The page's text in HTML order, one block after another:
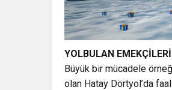
YOLBULAN
Büyük bir mücadele
olan Hatay Dörtyol’da